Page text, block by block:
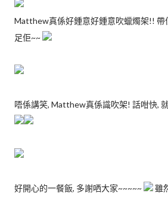
Matthew真係好鍾意好鍾意吹蠟燭架!! 帶
足佢~~
唔係講笑, Matthew真係識吹架! 話咁快,
好開心的一餐飯, 多謝哂大家~~~~~
雖